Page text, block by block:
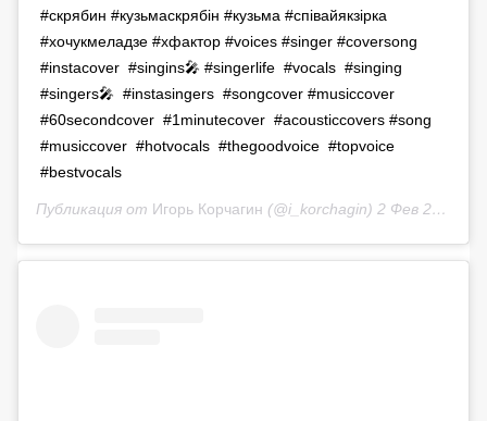
#скрябин #кузьмаскрябін #кузьма #співайякзірка
#хочукмеладзе #хфактор #voices #singer #coversong
#instacover #singins🎤 #singerlife #vocals #singing
#singers🎤 #instasingers #songcover #musiccover
#60secondcover #1minutecover #acousticcovers #song
#musiccover #hotvocals #thegoodvoice #topvoice
#bestvocals
Публикация от Игорь Корчагин (@i_korchagin) 2 Фев 2020 в 5:15 PST